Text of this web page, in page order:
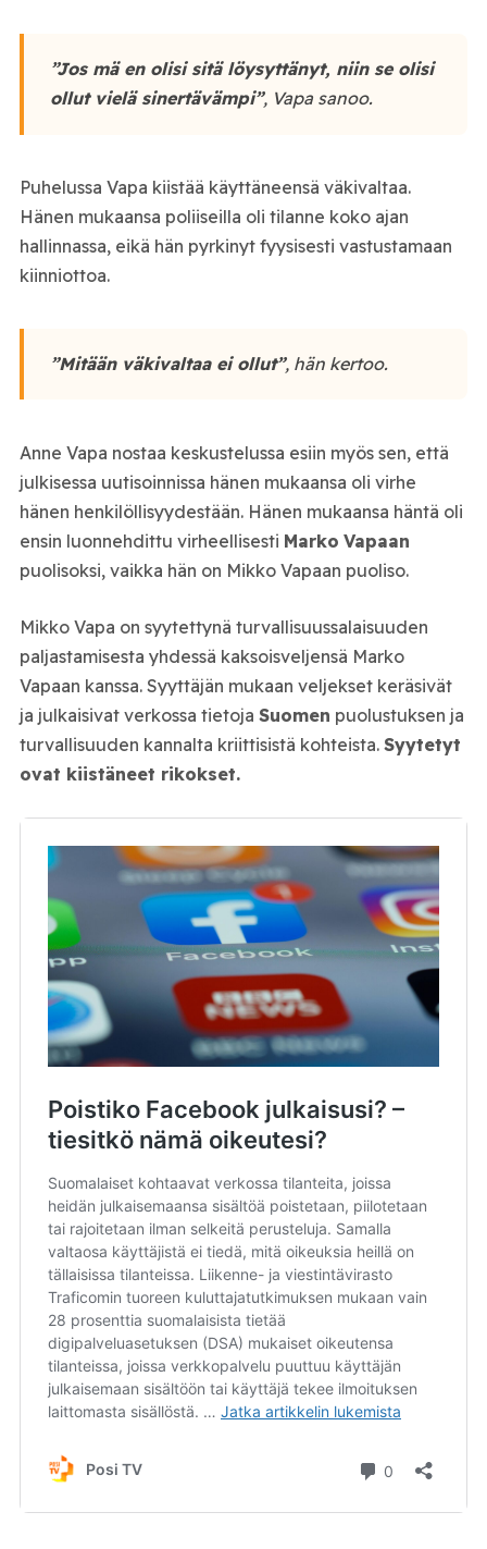
”Jos mä en olisi sitä löysyttänyt, niin se olisi
ollut vielä sinertävämpi”, Vapa sanoo.
Puhelussa Vapa kiistää käyttäneensä väkivaltaa.
Hänen mukaansa poliiseilla oli tilanne koko ajan
hallinnassa, eikä hän pyrkinyt fyysisesti vastustamaan
kiinniottoa.
”Mitään väkivaltaa ei ollut”, hän kertoo.
Anne Vapa nostaa keskustelussa esiin myös sen, että
julkisessa uutisoinnissa hänen mukaansa oli virhe
hänen henkilöllisyydestään. Hänen mukaansa häntä oli
ensin luonnehdittu virheellisesti Marko Vapaan
puolisoksi, vaikka hän on Mikko Vapaan puoliso.
Mikko Vapa on syytettynä turvallisuussalaisuuden
paljastamisesta yhdessä kaksoisveljensä Marko
Vapaan kanssa. Syyttäjän mukaan veljekset keräsivät
ja julkaisivat verkossa tietoja Suomen puolustuksen ja
turvallisuuden kannalta kriittisistä kohteista. Syytetyt
ovat kiistäneet rikokset.